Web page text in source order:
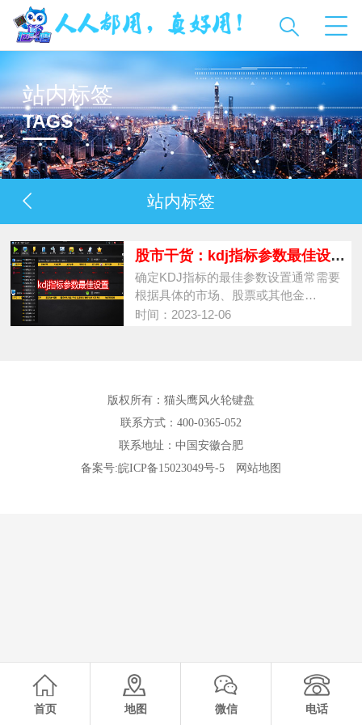
站内标签
TAGS
站内标签
股市干货：kdj指标参数最佳设置（新手必
确定KDJ指标的最佳参数设置通常需要
根据具体的市场、股票或其他金…
时间：2023-12-06
版权所有：猫头鹰风火轮键盘
联系方式：400-0365-052
联系地址：中国安徽合肥
备案号:皖ICP备15023049号-5 网站地图
首页 地图 微信 电话